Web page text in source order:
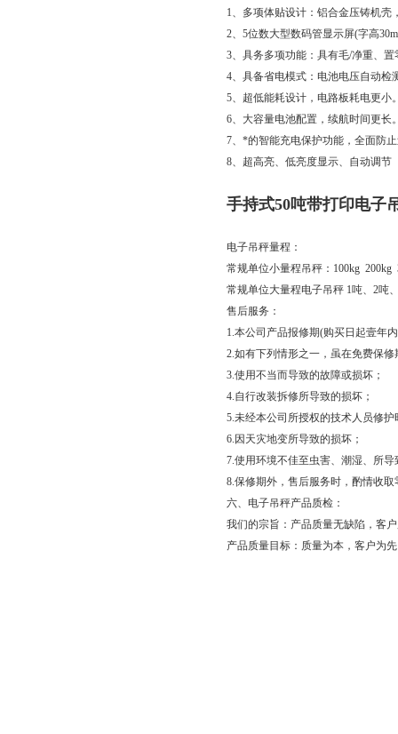
1、多项体贴设计：铝合金压铸机壳
2、5位数大型数码管显示屏(字高
3、具务多项功能：具有毛/净重、
4、具备省电模式：电池电压自动检
5、超低能耗设计，电路板耗电更小
6、大容量电池配置，续航时间更长
7、*的智能充电保护功能，全面防
8、超高亮、低亮度显示、自动调节
手持式50吨带打印电子
电子吊秤量程：
常规单位小量程吊秤：100kg 200kg
常规单位大量程电子吊秤 1吨、2吨
售后服务：
1.本公司产品报修期(购买日起壹年
2.如有下列情形之一，虽在免费保
3.使用不当而导致的故障或损坏；
4.自行改装拆修所导致的损坏；
5.未经本公司所授权的技术人员修
6.因天灾地变所导致的损坏；
7.使用环境不佳至虫害、潮湿、所导
8.保修期外，售后服务时，酌情收
六、电子吊秤产品质检：
我们的宗旨：产品质量无缺陷，客
产品质量目标：质量为本，客户为